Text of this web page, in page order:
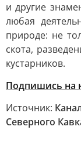
и другие
любая
природе: не
скота,
кустарников.
Подпишись на
Источник:
Северного